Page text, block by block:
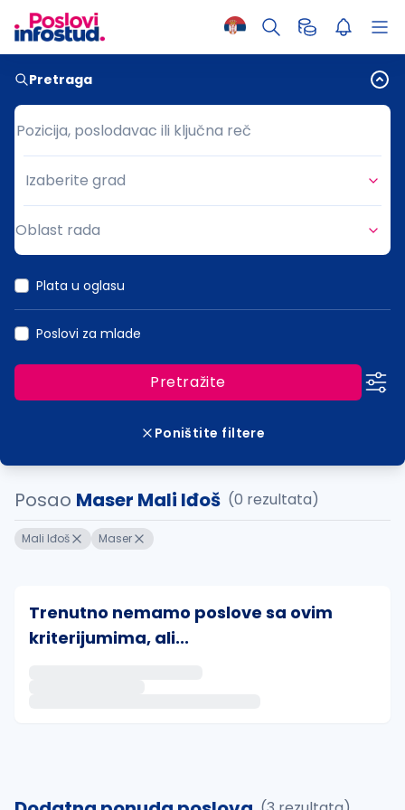
Pretraga
Pozicija, poslodavac ili ključna reč
Pozicija, poslodavac ili ključna reč
Grad
Izaberite grad
Oblast rada
Plata u oglasu
Poslovi za mlade
Pretražite
Poništite filtere
Posao Maser Mali Iđoš (0 rezultata)
Mali Iđoš Maser
Trenutno nemamo poslove sa ovim
kriterijumima, ali...